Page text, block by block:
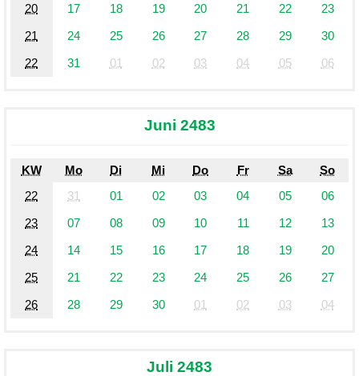
20
17 18 19 20 21 22
23
21
24 25 26 27 28 29
30
22
31 01 02 03 04 05 06
Juni 2483
KW Mo Di Mi Do Fr Sa
So
22
31 01 02 03 04 05
06
23
07 08 09 10 11 12
13
24
14 15 16 17 18 19
20
25
21 22 23 24 25 26
27
26
28 29 30 01 02 03 04
Juli 2483